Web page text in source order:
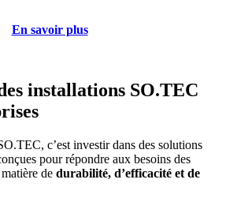
En savoir plus
installations SO.TEC
c’est investir dans des solutions
pour répondre aux besoins des
de durabilité, d’efficacité et de